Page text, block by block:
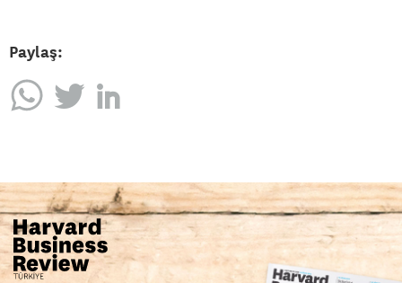
Paylaş: